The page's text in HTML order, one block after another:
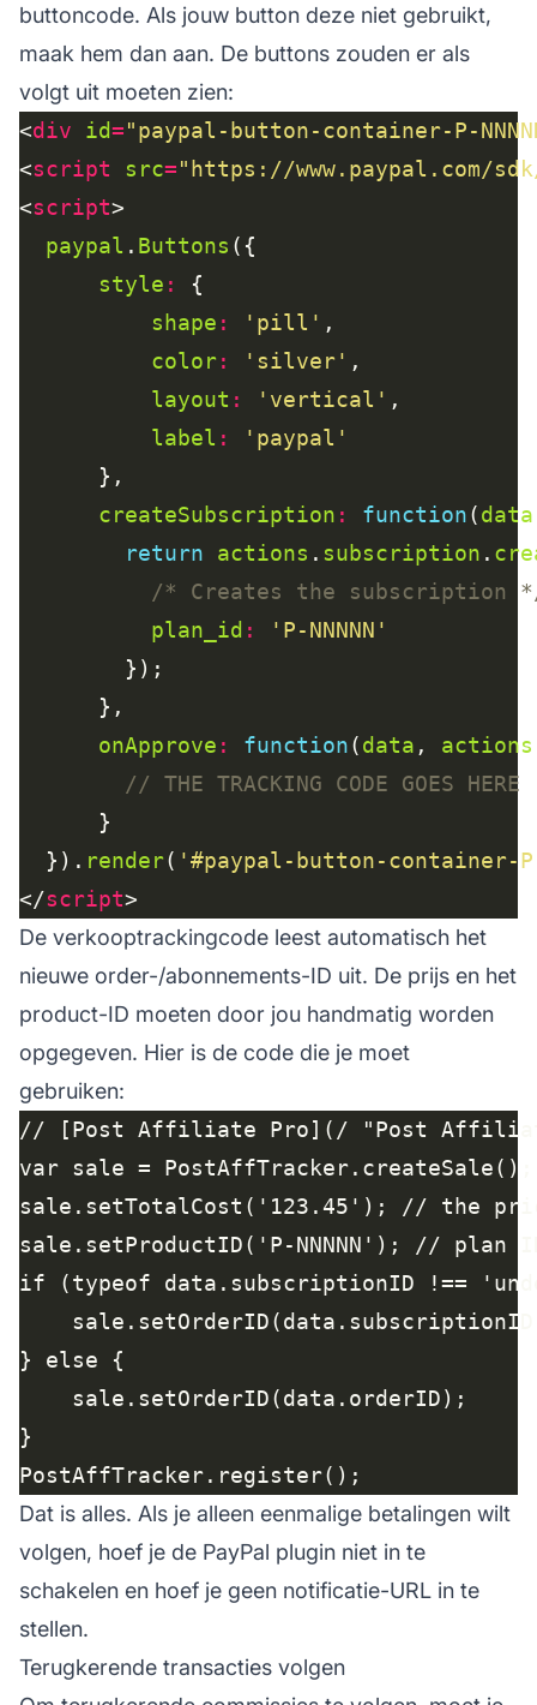
buttoncode. Als jouw button deze niet gebruikt,
maak hem dan aan. De buttons zouden er als
volgt uit moeten zien:
<div id="paypal-button-container-P-
<script src="https://www.paypal.com/
<script
paypal . Buttons
style :
shape : 'pill'
color: 'silver'
layout : 'vertical'
label :
'paypal'
createSubscription : function(data
return
actions . subscription .
/* Creates the subscription
plan_id :
'P-NNNNN'
onApprove : function(data , actions
  }).
render( '#paypal-button-container-P-
</script
De verkooptrackingcode leest automatisch het
nieuwe order-/abonnements-ID uit. De prijs en het
product-ID moeten door jou handmatig worden
opgegeven. Hier is de code die je moet
gebruiken:
// [Post Affiliate Pro](/ "Post Affiliate
Dat is alles. Als je alleen eenmalige betalingen wilt
volgen, hoef je de PayPal plugin niet in te
schakelen en hoef je geen notificatie-URL in te
stellen.
Terugkerende transacties volgen